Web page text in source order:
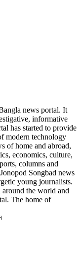
news portal. It
informative
has started to provide
modern technology
of home and abroad,
economics, culture,
columns and
Songbad news
young journalists.
the world and
The home of